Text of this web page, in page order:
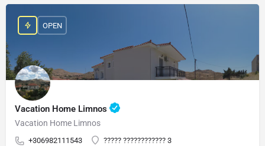
Vacation Home Limnos
Vacation Home Limnos
+306982111543 ????? ???????????? 3
OPEN